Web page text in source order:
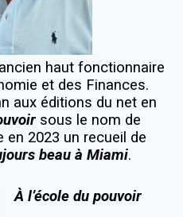
haut fonctionnaire
et des Finances.
aux éditions du net en
sous le nom de
en 2023 un recueil de
beau à Miami.
À l’école du pouvoir